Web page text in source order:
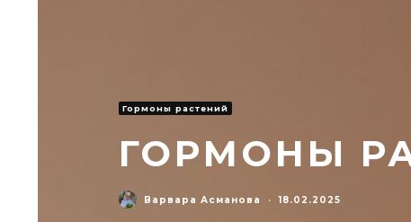
Гормоны растений
ГОРМОНЫ
Варвара Асманова · 18.02.2025